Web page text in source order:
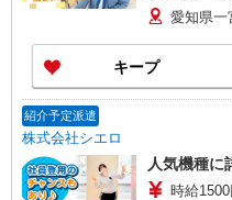
あり） ゜+゜・。○。・゜+゜・。○。・゜+゜ 入
社祝い金10万円支給(
インセンティブ支
+゜・。○。
愛知県一
キープ
紹介予定派遣
株式会社シエロ
人気機種に
時給